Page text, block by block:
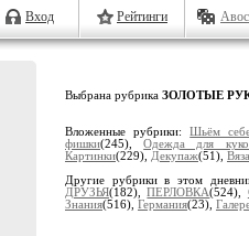
Вход Рейтинги
Выбрана рубрика ЗОЛОТЫЕ
Вложенные рубрики:Шьём
фишки(245),Одеждa для
Кaртинки(229), Декупaж(51),
Другие рубрики в этом
ДРУЗЬЯ(182),ПЕРЛОВКА(524),
Знания(516), Гермaния(23),